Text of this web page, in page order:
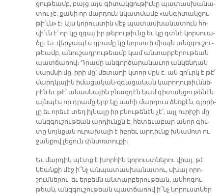
ցու­թեամբ, բայց այս գի­տակ­ցու­թիւ­նը պա­տաս­խա­նա­
տու չէ, քա­նի որ մար­դուն նկատ­մամբ «ան­գի­տակ­ցու­
թի՛ւն» է։ Այս կո­րուս­տին մէջ պա­տաս­խա­նա­տուն հո­
վի՛ւն է՝ որ կը զգայ իր թե­րու­թիւ­նը եւ կը գտնէ կոր­սուա­
ծը։ Եւ վեր­ջա­պէս դրա­մը կը կոր­սուի միայն անզ­գու­շու­
թեամբ, ա­նու­շադ­րու­թեամբ կամ ան­տար­բե­րու­թեան
պատ­ճա­ռով։ Դրա­մը ան­գոր­ծա­րա­նա­ւոր ան­կեն­դան
մարմ­նի մը, ի­րի մը՝ մե­տա­ղի կտոր մըն է. ան զո՛ւրկ է թէ՛
մարդ­կա­յին ի­մա­ցա­կան-զգա­ցա­կան կա­րո­ղու­թիւն­նե­
րէն եւ թէ՛ ա­նաս­նա­յին բնազ­դէն կամ գի­տակ­ցու­թե­նէն.
այն­պէս որ դրա­մը երբ կը սա­հի մար­դուս ձեռ­քէն, գլո­րի­
լը եւ ո­րե­ւէ տեղ իյ­նա­լը իր բնու­թե­նէն չէ՛, այլ ու­րի­շի մը
անզ­գու­շու­թեան ար­դիւնքն է, հե­տե­ւա­բար ա­նոր գիւ­
տը նոյն­քան ու­րա­խա­լի է իբ­րեւ ար­դիւնք խնա­մոտ ու
ջան­քով լե­ցուն փնտռտու­քի։
Եւ մար­դիկ պէտք է խոր­հին կո­րուստ­ներու վրայ, թէ
կեան­քի մէջ ի՜նչ ան­պա­տաս­խա­նա­տու, սխալ ո­րո­
շում­նե­րու, եւ եր­բեմն ան­տար­բե­րու­թեան, ան­հո­գու­
թեան, անզ­գու­շու­թեան պատ­ճա­ռով ի՜նչ կո­րուստ­ներ